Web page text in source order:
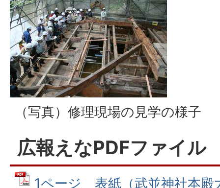
（写真）修理現場の見学の様子
広報えなPDFファイル
1ページ 表紙（武並神社本殿